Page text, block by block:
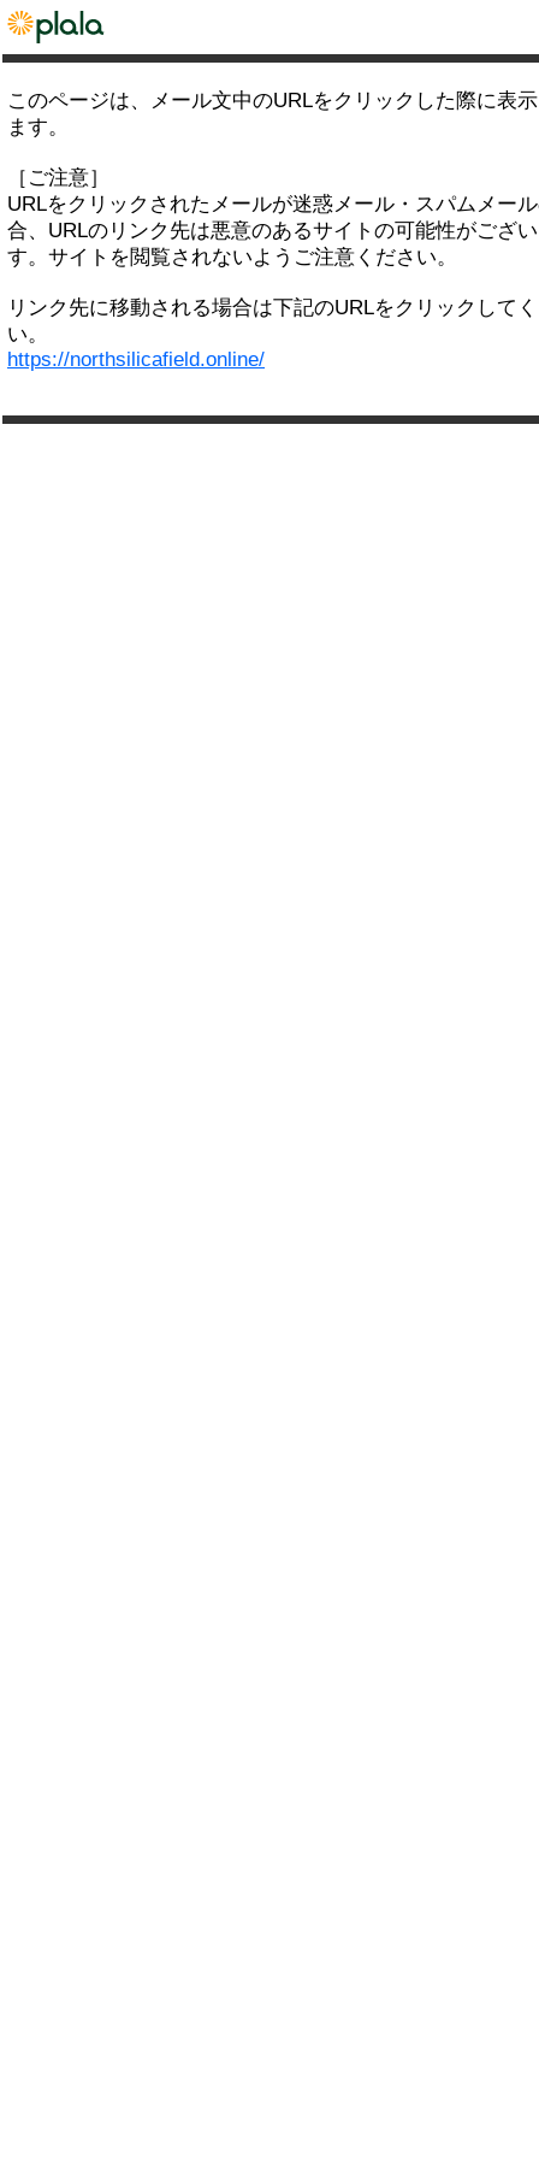
このページは、メール文中のURLをクリックした際に表
ます。
［ご注意］
URLをクリックされたメールが迷惑メール・スパムメー
合、URLのリンク先は悪意のあるサイトの可能性がござ
す。サイトを閲覧されないようご注意ください。
リンク先に移動される場合は下記のURLをクリックして
い。
https://northsilicafield.online/